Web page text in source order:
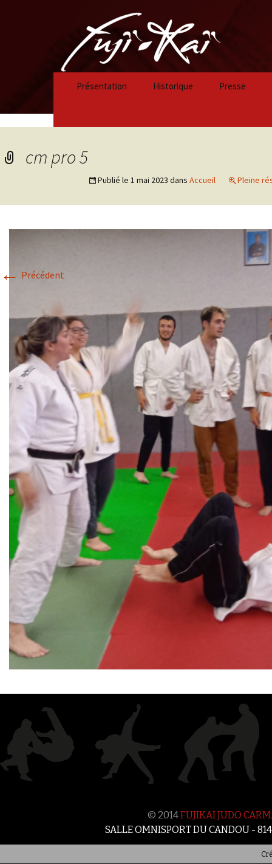
Présentation Historique
Historique 2016-2017
Historique 2015-2016
Presse
cm pro 5
Publié le 1 mai 2023 dans Accueil Pleine
← Précédent
© 2014FUJIKAI JUDO
SALLE OMNISPORT DU CANDOU -